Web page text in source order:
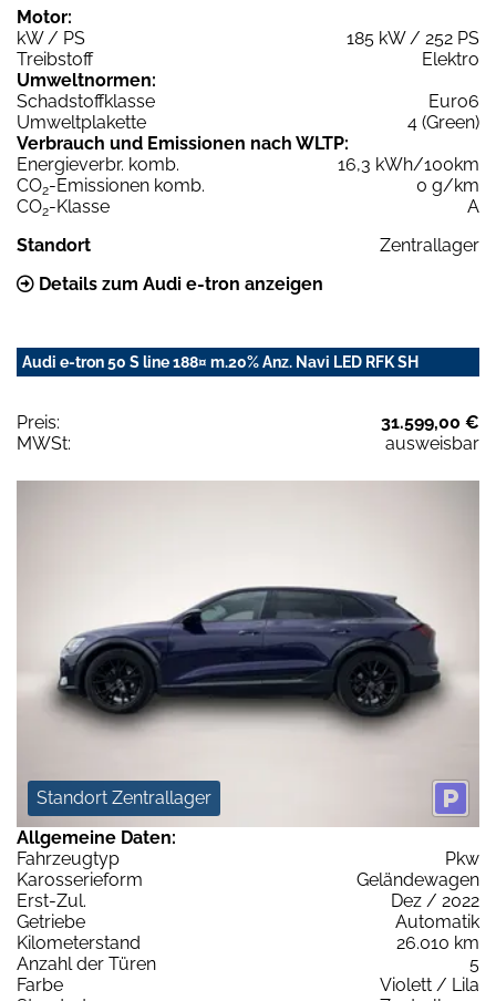
Motor:
kW / PS
185 kW / 252 PS
Treibstoff
Elektro
Umweltnormen:
Schadstoffklasse
Euro6
Umweltplakette
4 (Green)
Verbrauch und Emissionen nach WLTP:
Energieverbr. komb.
16,3 kWh/100km
CO2-Emissionen komb.
0 g/km
CO2-Klasse
A
Standort
Zentrallager
Details zum Audi e-tron anzeigen
Audi e-tron 50 S line 188¤ m.20% Anz. Navi LED RFK SH
Preis:
31.599,00 €
MWSt:
ausweisbar
Standort Zentrallager
Allgemeine Daten:
Fahrzeugtyp
Pkw
Karosserieform
Geländewagen
Erst-Zul.
Dez / 2022
Getriebe
Automatik
Kilometerstand
26.010 km
Anzahl der Türen
5
Farbe
Violett / Lila